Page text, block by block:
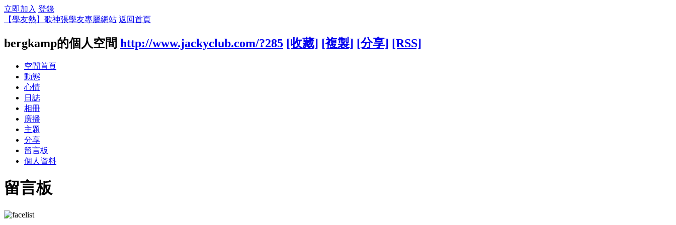
立即加入 登錄
【學友熱】歌神張學友專屬網站 返回首頁
bergkamp的個人空間 http://www.jackyclub.com/?285 [收藏] [複製] [分享] [RSS]
空間首頁
動態
心情
日誌
相冊
廣播
主題
分享
留言板
個人資料
留言板